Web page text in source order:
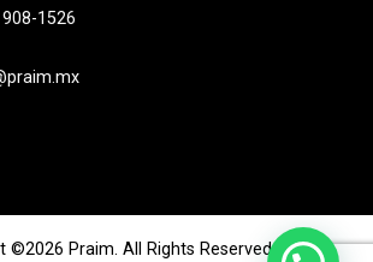
1526
©2026 Praim. All Rights Reserved.